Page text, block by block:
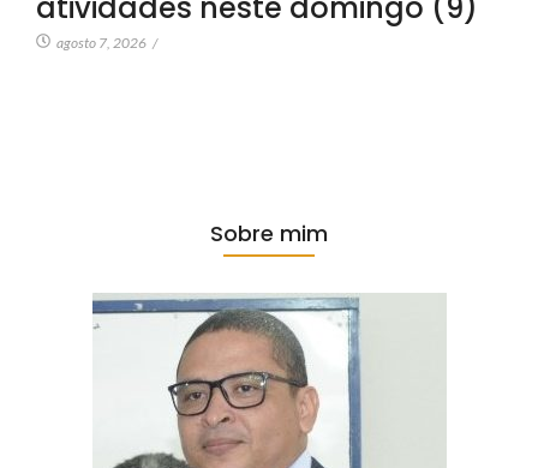
agosto 7, 2026 /
Sobre mim